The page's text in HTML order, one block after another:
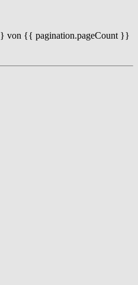
von {{ pagination.pageCount }}